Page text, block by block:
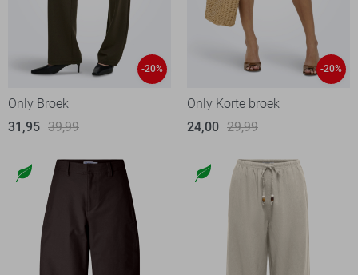
-20%
Only Broek
31,95 39,99
-20%
Only Korte broek
24,00 29,99